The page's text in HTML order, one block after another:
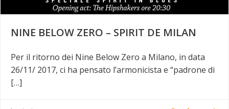
NINE BELOW ZERO – SPIRIT DE MILAN
Per il ritorno dei Nine Below Zero a Milano, in data
26/11/ 2017, ci ha pensato l’armonicista e “padrone di
[…]